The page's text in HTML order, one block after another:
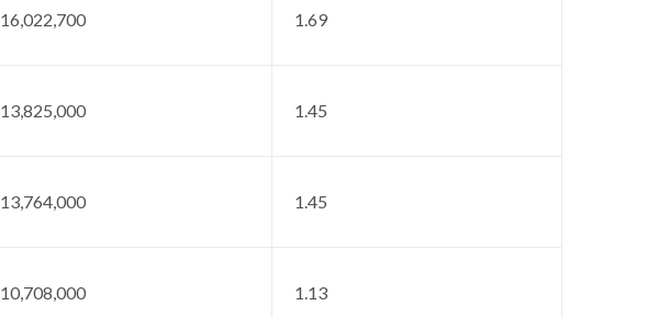
16,022,700 1.69
13,825,000 1.45
13,764,000 1.45
10,708,000 1.13